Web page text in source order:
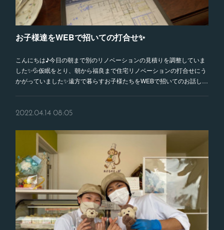
お子様達をWEBで招いての打合せ✨
こんにちは♪今日の朝まで別のリノベーションの見積りを調整していま
した✨💦仮眠をとり、朝から福良まで住宅リノベーションの打合せにう
かがっていました✨遠方で暮らすお子様たちをWEBで招いてのお話し…
2022.04.14 08:05